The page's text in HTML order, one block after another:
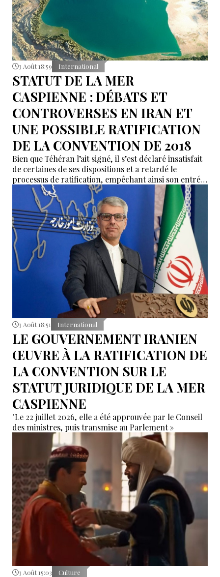
3 Août 18:59 International
STATUT DE LA MER
CASPIENNE : DÉBATS ET
CONTROVERSES EN IRAN ET
UNE POSSIBLE RATIFICATION
DE LA CONVENTION DE 2018
Bien que Téhéran l’ait signé, il s’est déclaré insatisfait
de certaines de ses dispositions et a retardé le
processus de ratification, empêchant ainsi son entrée
en vigueur sur le plan juridique.
3 Août 18:51 International
LE GOUVERNEMENT IRANIEN
ŒUVRE À LA RATIFICATION DE
LA CONVENTION SUR LE
STATUT JURIDIQUE DE LA MER
CASPIENNE
"Le 22 juillet 2026, elle a été approuvée par le Conseil
des ministres, puis transmise au Parlement »
3 Août 15:03 Culture